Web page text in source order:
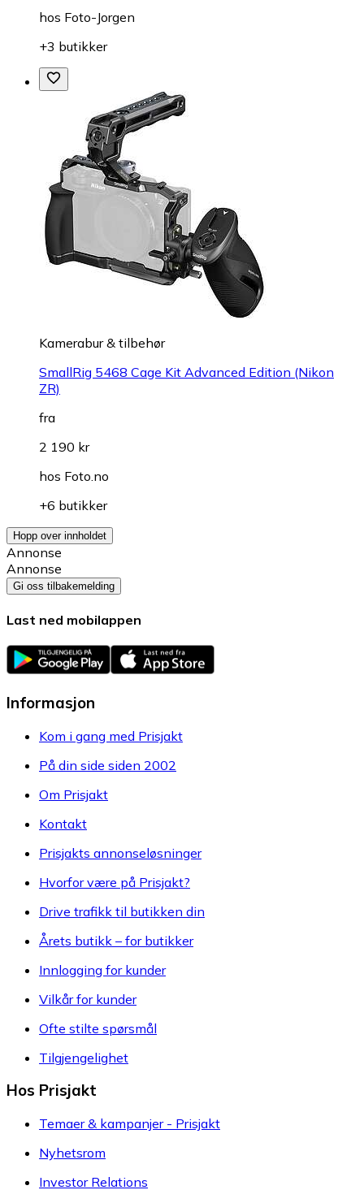
hos Foto-Jorgen
+3 butikker
Kamerabur & tilbehør
SmallRig 5468 Cage Kit Advanced Edition (Nikon
ZR)
fra
2 190 kr
hos Foto.no
+6 butikker
Hopp over innholdet
Annonse
Annonse
Gi oss tilbakemelding
Last ned mobilappen
Informasjon
Kom i gang med Prisjakt
På din side siden 2002
Om Prisjakt
Kontakt
Prisjakts annonseløsninger
Hvorfor være på Prisjakt?
Drive trafikk til butikken din
Årets butikk – for butikker
Innlogging for kunder
Vilkår for kunder
Ofte stilte spørsmål
Tilgjengelighet
Hos Prisjakt
Temaer & kampanjer - Prisjakt
Nyhetsrom
Investor Relations